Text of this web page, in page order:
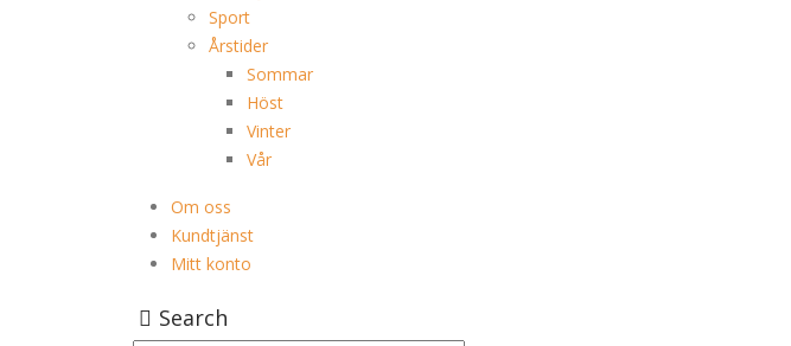
Sport
Årstider
Sommar
Höst
Vinter
Vår
Om oss
Kundtjänst
Mitt konto
Search